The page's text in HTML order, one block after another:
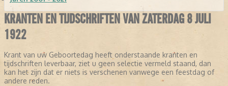
KRANTEN EN TIJDSCHRIFTEN VAN ZATERDAG 8 JULI
1922
Krant van uw Geboortedag heeft onderstaande kranten en
tijdschriften leverbaar, ziet u geen selectie vermeld staand, dan
kan het zijn dat er niets is verschenen vanwege een feestdag of
andere reden.